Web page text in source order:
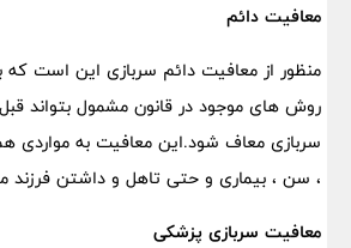
معافیت دائم
منظور از معافیت دائم سربازی این است که
روش های موجود در قانون مشمول بتواند
سربازی معاف شود.این معافیت به
، سن ، بیماری و حتی تاهل و داشتن فرزند
معافیت سربازی پزشکی